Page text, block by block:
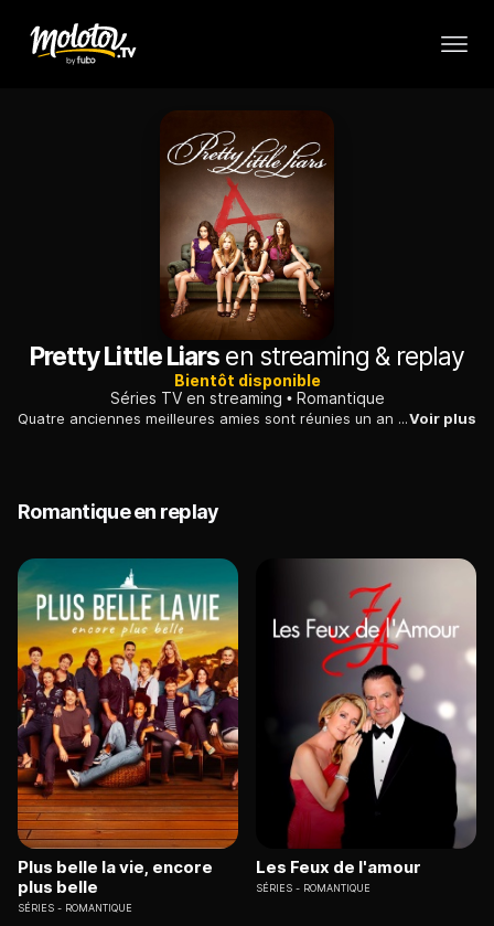
Pretty Little Liars en streaming & replay
Bientôt disponible
Séries TV en streaming
Romantique
Quatre anciennes meilleures amies sont réunies un an après la disparition de leur amie Alison. Elles vont alors recevoir des messages anonymes d'une « A » qui connait tous leurs secrets...Voir plus
Romantique en replay
Plus belle la vie, encore
plus belle
SÉRIES ROMANTIQUE
Les Feux de l'amour
SÉRIES ROMANTIQUE